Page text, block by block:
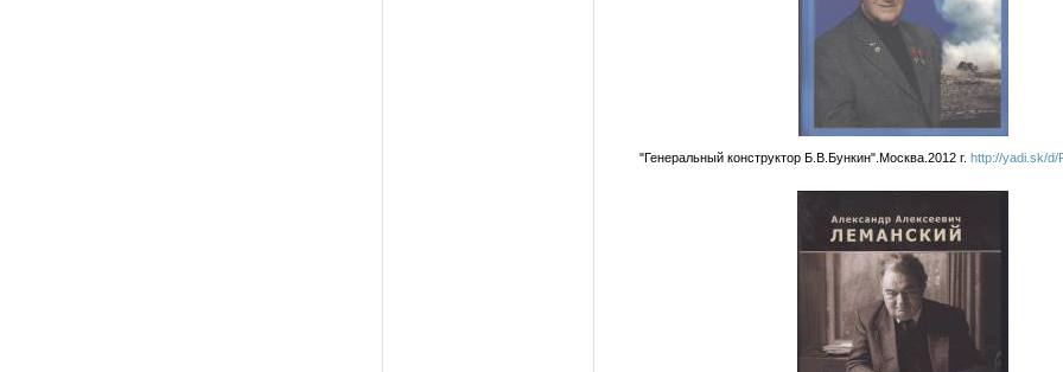
"Генеральный конструктор Б.В.Бункин".Москва.2012 г. http://yadi.sk/